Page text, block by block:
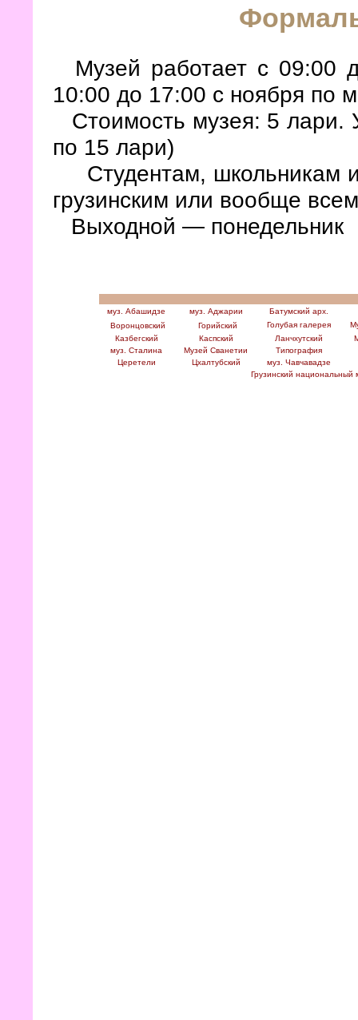
Музей работает с 09:00
10:00 до 17:00 с ноября по
Стоимость музея: 5 лари.
по 15 лари)
Студентам, школьникам и
грузинским или вообще
Выходной — понедельник
муз. Абашидзе муз. Аджарии
Батумский арх.
Воронцовский
Горийский Голубая галерея
Казбегский
Каспский Ланчхутский
муз. Сталина
Музей Сванетии
Типография
Церетели
Цхалтубский
муз. Чавчавадзе
Грузинский